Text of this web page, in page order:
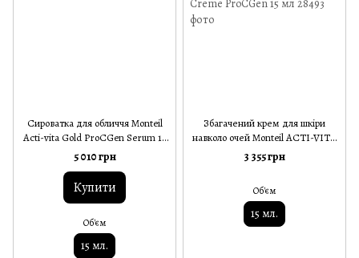
Сироватка для обличчя Monteil
Acti-vita Gold ProCGen Serum 15
мл
5 010 грн
Купити
Об'єм
15 мл.
Збагачений крем для шкіри
навколо очей Monteil ACTI-VITA
Enriched Eye Creme ProCGen 15
мл
3 355 грн
Об'єм
15 мл.